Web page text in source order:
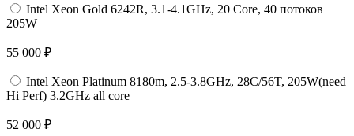
Intel Xeon Gold 6242R, 3.1-4.1GHz, 20 Core, 40 потоков
205W
55 000 ₽
Intel Xeon Platinum 8180m, 2.5-3.8GHz, 28C/56T, 205W(need
Hi Perf) 3.2GHz all core
52 000 ₽